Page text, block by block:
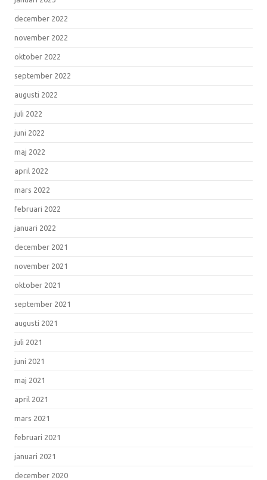
december 2022
november 2022
oktober 2022
september 2022
augusti 2022
juli 2022
juni 2022
maj 2022
april 2022
mars 2022
februari 2022
januari 2022
december 2021
november 2021
oktober 2021
september 2021
augusti 2021
juli 2021
juni 2021
maj 2021
april 2021
mars 2021
februari 2021
januari 2021
december 2020